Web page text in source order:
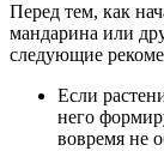
Перед тем, как
мандарина или
следующие
Если
него
вовремя не